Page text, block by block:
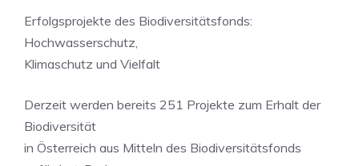
Erfolgsprojekte des Biodiversitätsfonds:
Hochwasserschutz,
Klimaschutz und Vielfalt
Derzeit werden bereits 251 Projekte zum Erhalt der
Biodiversität
in Österreich aus Mitteln des Biodiversitätsfonds